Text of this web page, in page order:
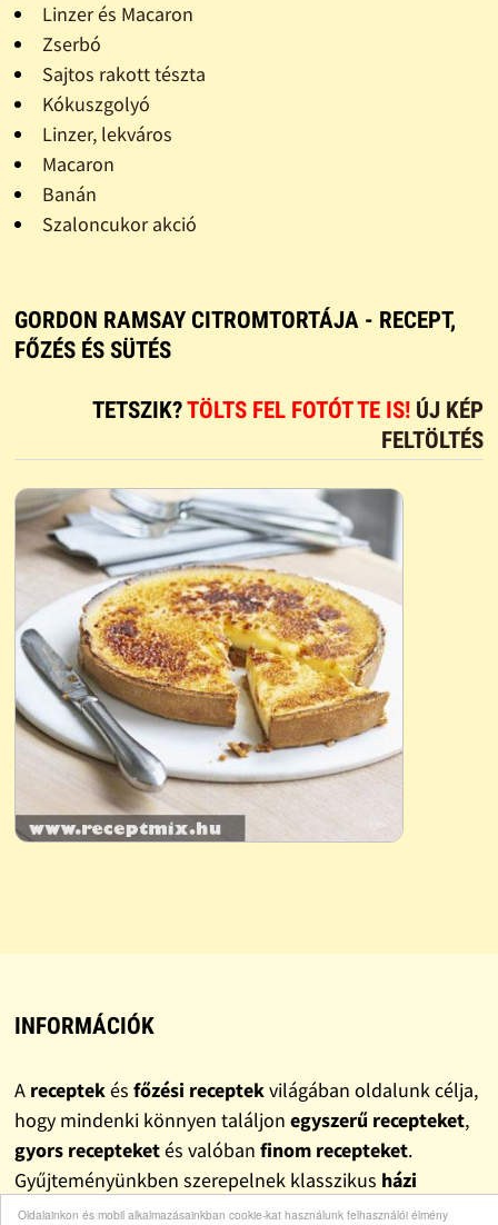
Oldalainkon és mobil alkalmazásainkban cookie-kat használunk felhasználói élmény
Linzer és Macaron
Zserbó
Sajtos rakott tészta
Kókuszgolyó
Linzer, lekváros
Macaron
Banán
Szaloncukor akció
GORDON RAMSAY CITROMTORTÁJA - RECEPT,
FŐZÉS ÉS SÜTÉS
TETSZIK?TÖLTS FEL FOTÓT TE IS! ÚJ KÉP
FELTÖLTÉS
INFORMÁCIÓK
A receptekés főzési receptekvilágában oldalunk célja,
hogy mindenki könnyen találjon egyszerű recepteket,
gyors recepteketés valóban finom recepteket.
Gyűjteményünkben szerepelnek klasszikus házi
receptek, változatosebéd receptekésvacsora